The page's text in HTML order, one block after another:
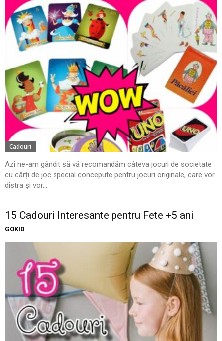
Cadouri
Azi ne-am gândit să vă recomandăm câteva jocuri de societate
cu cărți de joc special concepute pentru jocuri originale, care vor
distra și vor...
15 Cadouri Interesante pentru Fete +5 ani
GOKID